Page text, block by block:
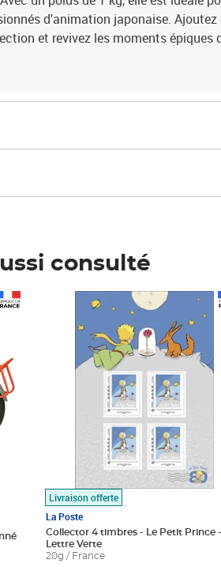
d'animation japonaise.
et revivez les moments épiques
consulté
Livraison offerte
La Poste
Collector 4 timbres - Le Petit Prince -
Lettre Verte
20g / France
Prix 7,50€